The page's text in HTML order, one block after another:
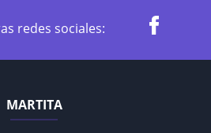
redes sociales:
MARTITA